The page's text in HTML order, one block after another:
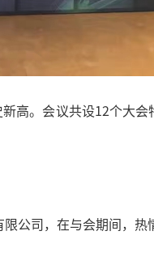
高。会议共设12个大
司，在与会期间，